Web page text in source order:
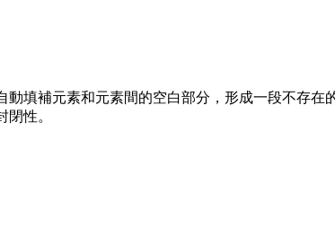
填補元素和元素間的空白部分，形成一段不存在
性。